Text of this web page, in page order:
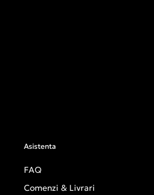
Asistenta
FAQ
Comenzi & Livrari